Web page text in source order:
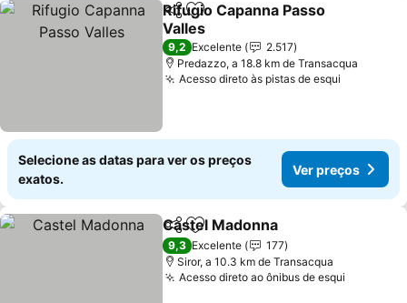
PartilharAdicionar aos favoritos
Rifugio Capanna Passo
Valles
Ver preços
9,2 Excelente
2.517
Predazzo, a 18.8 km de Transacqua
Acesso direto às pistas de esqui
Selecione as datas para ver os preços
exatos.
Ver preços
PartilharAdicionar aos favoritos
Castel Madonna
9,3 Excelente
177
Siror, a 10.3 km de Transacqua
Acesso direto ao ônibus de esqui